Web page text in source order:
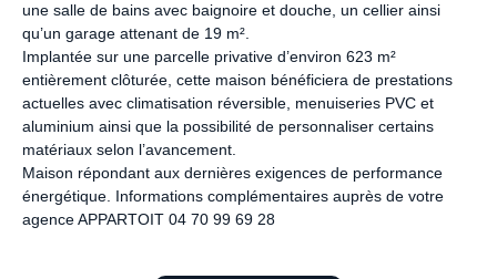
une salle de bains avec baignoire et douche, un cellier ainsi
qu’un garage attenant de 19 m².
Implantée sur une parcelle privative d’environ 623 m²
entièrement clôturée, cette maison bénéficiera de prestations
actuelles avec climatisation réversible, menuiseries PVC et
aluminium ainsi que la possibilité de personnaliser certains
matériaux selon l’avancement.
Maison répondant aux dernières exigences de performance
énergétique. Informations complémentaires auprès de votre
agence APPARTOIT 04 70 99 69 28